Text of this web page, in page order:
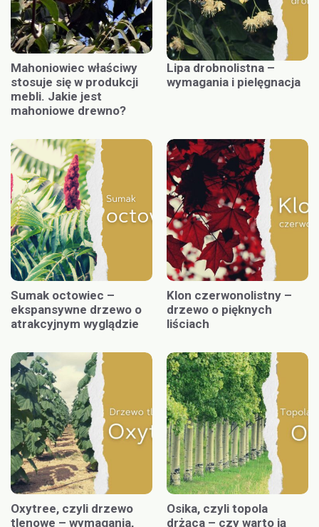
Mahoniowiec właściwy
stosuje się w produkcji
mebli. Jakie jest
mahoniowe drewno?
Lipa drobnolistna –
wymagania i pielęgnacja
Sumak octowiec –
ekspansywne drzewo o
atrakcyjnym wyglądzie
Klon czerwonolistny –
drzewo o pięknych
liściach
Oxytree, czyli drzewo
tlenowe – wymagania,
Osika, czyli topola
drżąca – czy warto ją